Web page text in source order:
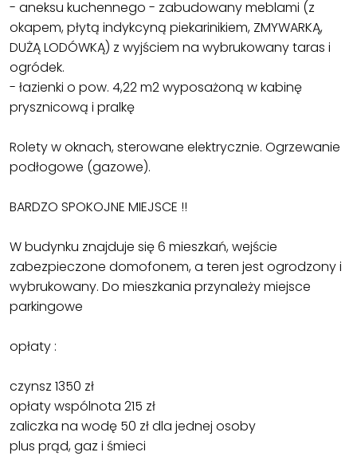
- aneksu kuchennego - zabudowany meblami (z
okapem, płytą indykcyną piekarinikiem, ZMYWARKĄ,
DUŻĄ LODÓWKĄ) z wyjściem na wybrukowany taras i
ogródek.
- łazienki o pow. 4,22 m2 wyposażoną w kabinę
prysznicową i pralkę
Rolety w oknach, sterowane elektrycznie. Ogrzewanie
podłogowe (gazowe).
BARDZO SPOKOJNE MIEJSCE !!
W budynku znajduje się 6 mieszkań, wejście
zabezpieczone domofonem, a teren jest ogrodzony i
wybrukowany. Do mieszkania przynależy miejsce
parkingowe
opłaty :
czynsz 1350 zł
opłaty wspólnota 215 zł
zaliczka na wodę 50 zł dla jednej osoby
plus prąd, gaz i śmieci